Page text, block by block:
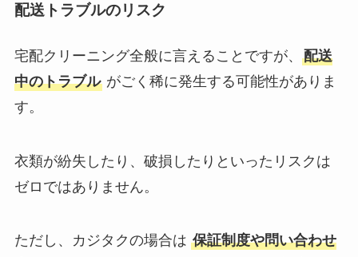
配送トラブルのリスク
宅配クリーニング全般に言えることですが、 配送
中のトラブルがごく稀に発生する可能性がありま
す。
衣類が紛失したり、破損したりといったリスクは
ゼロではありません。
ただし、カジタクの場合は 保証制度や問い合わせ